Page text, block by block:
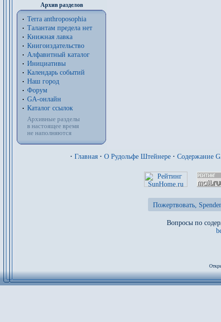
Архив разделов
Terra anthroposophia
Талантам предела нет
Книжная лавка
Книгоиздательство
Алфавитный каталог
Инициативы
Календарь событий
Наш город
Форум
GA-онлайн
Каталог ссылок
Архивные разделы
в настоящее время
не наполняются
· Главная · О Рудольфе Штейнере · Содержание
Пожертвовать,
Вопросы по